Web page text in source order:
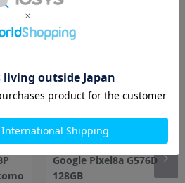
Google Pixel8a G576D
128GB